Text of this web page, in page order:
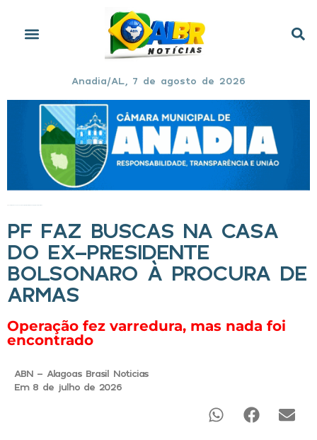
Anadia/AL, 7 de agosto de 2026
PF FAZ BUSCAS NA CASA
DO EX-PRESIDENTE
BOLSONARO À PROCURA DE
ARMAS
Operação fez varredura, mas nada foi
encontrado
ABN - Alagoas Brasil Noticias
Em 8 de julho de 2026